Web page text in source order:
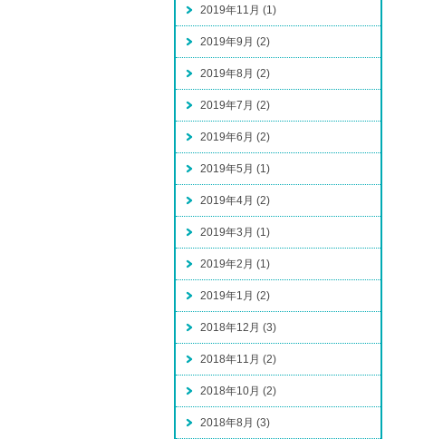
2019年11月 (1)
2019年9月 (2)
2019年8月 (2)
2019年7月 (2)
2019年6月 (2)
2019年5月 (1)
2019年4月 (2)
2019年3月 (1)
2019年2月 (1)
2019年1月 (2)
2018年12月 (3)
2018年11月 (2)
2018年10月 (2)
2018年8月 (3)